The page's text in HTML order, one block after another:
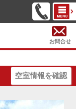
お問合せ
空室情報を確認